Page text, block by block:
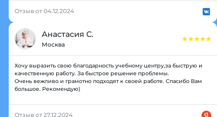
Отзыв от 04.12.2024
Анастасия С.
Москва
Хочу выразить свою благодарность учебному центру,за быструю и
качественную работу. За быстрое решение проблемы.
Очень вежливо и грамотно подходят к своей работе. Спасибо Вам
большое. Рекомендую)
Отзыв от 27.12.2024